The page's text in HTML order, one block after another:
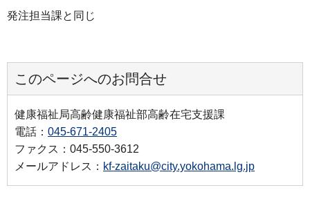
発注担当課と同じ
このページへのお問合せ
健康福祉局高齢健康福祉部高齢在宅支援課
電話： 045-671-2405
ファクス：045-550-3612
メールアドレス： kf-zaitaku@city.yokohama.lg.jp